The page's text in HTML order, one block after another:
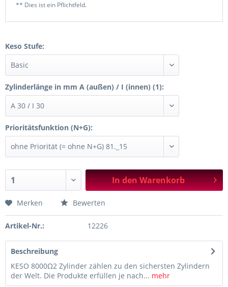
** Dies ist ein Pflichtfeld.
Keso Stufe:
Zylinderlänge in mm A (außen) / I (innen) (1):
Prioritätsfunktion (N+G):
In denWarenkorb
Merken Bewerten
Artikel-Nr.: 12226
Beschreibung
KESO 8000Ω2 Zylinder zählen zu den sichersten Zylindern
der Welt. Die Produkte erfüllen je nach... mehr